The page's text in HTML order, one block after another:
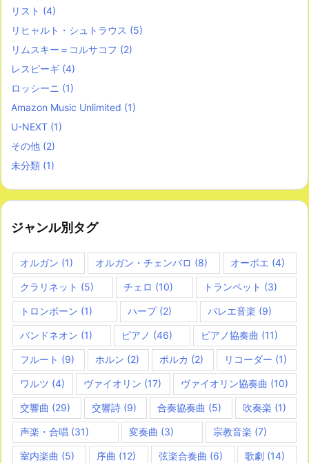
リスト (4)
リヒャルト・シュトラウス (5)
リムスキー＝コルサコフ (2)
レスピーギ (4)
ロッシーニ (1)
Amazon Music Unlimited (1)
U-NEXT (1)
その他 (2)
未分類 (1)
ジャンル別タグ
オルガン (1) オルガン・チェンバロ (8) オーボエ (4)
クラリネット (5) チェロ (10) トランペット (3)
トロンボーン (1) ハープ(2) バレエ音楽 (9)
バンドネオン (1) ピアノ (46) ピアノ協奏曲 (11)
フルート (9) ホルン (2) ポルカ (2) リコーダー (1)
ワルツ (4) ヴァイオリン (17) ヴァイオリン協奏曲 (10)
交響曲 (29) 交響詩(9) 合奏協奏曲 (5) 吹奏楽 (1)
声楽・合唱 (31) 変奏曲 (3) 宗教音楽 (7)
室内楽曲 (5) 序曲 (12) 弦楽合奏曲 (6) 歌劇(14)